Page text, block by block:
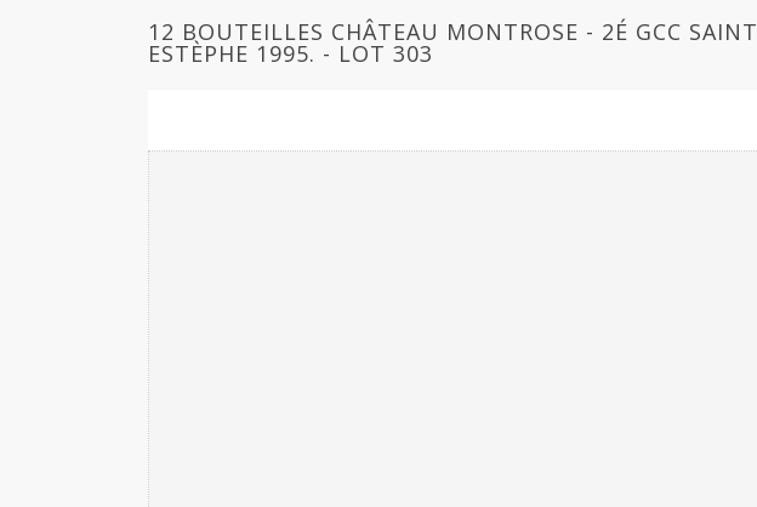
12 BOUTEILLES CHÂTEAU MONTROSE - 2É GCC SAINT
ESTÈPHE 1995. - LOT 303